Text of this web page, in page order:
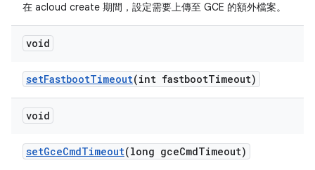
在 acloud create 期間，設定需要上傳至 GCE 的額外檔案。
void
setFastbootTimeout(int fastbootTimeout)
void
setGceCmdTimeout(long gceCmdTimeout)